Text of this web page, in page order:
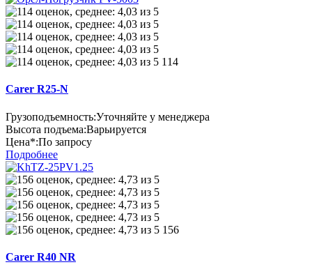
114
Carer R25-N
Грузоподъемность:Уточняйте у менеджера
Высота подъема:Варьируется
Цена*:По запросу
Подробнее
156
Carer R40 NR